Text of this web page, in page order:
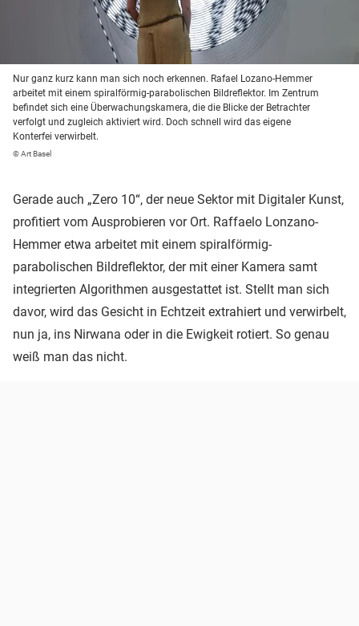
Nur ganz kurz kann man sich noch erkennen. Rafael Lozano-Hemmer
arbeitet mit einem spiralförmig-parabolischen Bildreflektor. Im Zentrum
befindet sich eine Überwachungskamera, die die Blicke der Betrachter
verfolgt und zugleich aktiviert wird. Doch schnell wird das eigene
Konterfei verwirbelt.
© Art Basel
Gerade auch „Zero 10“, der neue Sektor mit Digitaler Kunst,
profitiert vom Ausprobieren vor Ort. Raffaelo Lonzano-
Hemmer etwa arbeitet mit einem spiralförmig-
parabolischen Bildreflektor, der mit einer Kamera samt
integrierten Algorithmen ausgestattet ist. Stellt man sich
davor, wird das Gesicht in Echtzeit extrahiert und verwirbelt,
nun ja, ins Nirwana oder in die Ewigkeit rotiert. So genau
weiß man das nicht.